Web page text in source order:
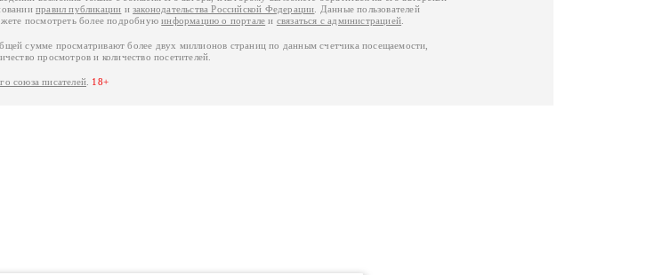
правил публикации изаконодательства Российской Федерации . Данные пользователей
посмотреть более подробнуюинформацию о портале и связаться с администрацией
сумме просматривают более двух миллионов страниц по данным счетчика посещаемости,
просмотров и количество посетителей.
союза писателей 18+